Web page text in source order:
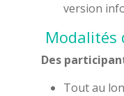
version
Modalités
Des
Tout au